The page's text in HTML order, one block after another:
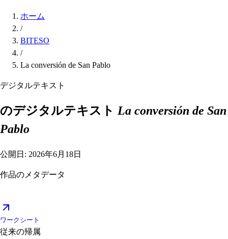
ホーム
/
BITESO
/
La conversión de San Pablo
デジタルテキスト
のデジタルテキスト La conversión de San
Pablo
公開日: 2026年6月18日
作品のメタデータ
ワークシート
従来の帰属